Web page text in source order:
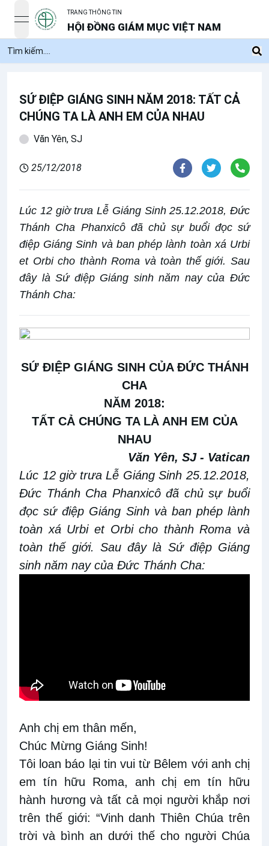
open navigation menu
TRANG THÔNG TIN
HỘI ĐỒNG GIÁM MỤC VIỆT NAM
SỨ ĐIỆP GIÁNG SINH NĂM 2018: TẤT CẢ
CHÚNG TA LÀ ANH EM CỦA NHAU
Văn Yên, SJ
25/12/2018
Lúc 12 giờ trưa Lễ Giáng Sinh 25.12.2018, Đức
Thánh Cha Phanxicô đã chủ sự buổi đọc sứ
điệp Giáng Sinh và ban phép lành toàn xá Urbi
et Orbi cho thành Roma và toàn thế giới. Sau
đây là Sứ điệp Giáng sinh năm nay của Đức
Thánh Cha:
SỨ ĐIỆP GIÁNG SINH CỦA ĐỨC THÁNH
CHA
NĂM 2018:
TẤT CẢ CHÚNG TA LÀ ANH EM CỦA
NHAU
Văn Yên, SJ - Vatican
Lúc 12 giờ trưa Lễ Giáng Sinh 25.12.2018,
Đức Thánh Cha Phanxicô đã chủ sự buổi
đọc sứ điệp Giáng Sinh và ban phép lành
toàn xá Urbi et Orbi cho thành Roma và
toàn thế giới. Sau đây là Sứ điệp Giáng
sinh năm nay của Đức Thánh Cha:
Anh chị em thân mến,
Chúc Mừng Giáng Sinh!
Tôi loan báo lại tin vui từ Bêlem với anh chị
em tín hữu Roma, anh chị em tín hữu
hành hương và tất cả mọi người khắp nơi
trên thế giới: “Vinh danh Thiên Chúa trên
trời và bình an dưới thế cho người Chúa